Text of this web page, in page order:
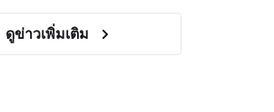
ดูข่าวเพิ่มเติม